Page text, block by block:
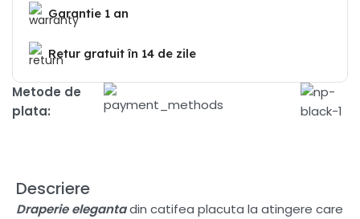
Garantie 1 an
Retur gratuit în 14 de zile
Metode de
plata:
Descriere
Draperie elegantadin catifea placuta la atingere care